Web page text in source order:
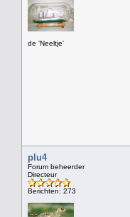
de 'Neeltje'
plu4
Forum beheerder
Directeur
Berichten: 273